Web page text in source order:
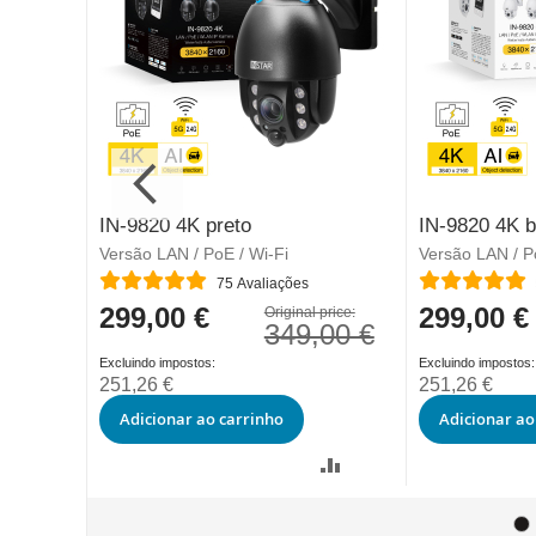
IN-9820 4K preto
Versão LAN / PoE / Wi-Fi
Classificação:
75 Avaliações
Original price:
349,00 €
Special
Price
299,00 €
251,26 €
Adicionar ao carrinho
IN-9820 4K
Versão LAN /
Classificação:
Special
Price
299,00 €
251,26 €
Adicionar